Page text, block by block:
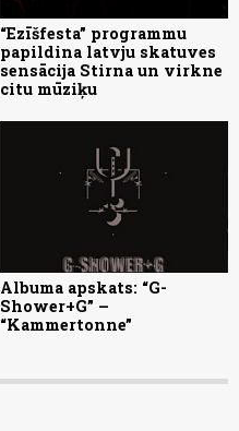
“Ezīšfesta” programmu
papildina latvju skatuves
sensācija Stirna un virkne
citu mūziķu
Albuma apskats: “G-
Shower+G” –
“Kammertonne”